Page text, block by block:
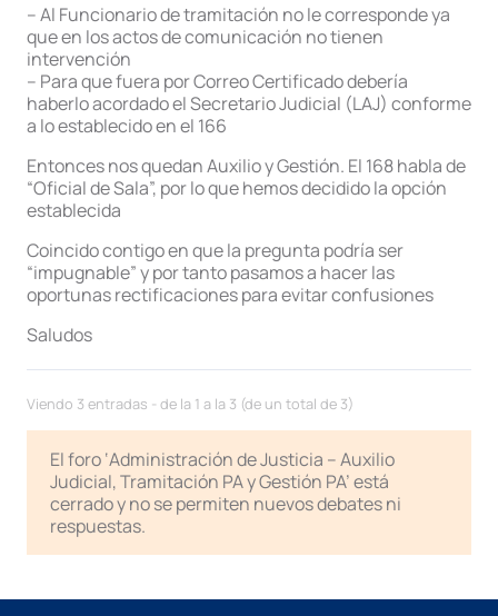
– Al Funcionario de tramitación no le corresponde ya
que en los actos de comunicación no tienen
intervención
– Para que fuera por Correo Certificado debería
haberlo acordado el Secretario Judicial (LAJ) conforme
a lo establecido en el 166
Entonces nos quedan Auxilio y Gestión. El 168 habla de
“Oficial de Sala”, por lo que hemos decidido la opción
establecida
Coincido contigo en que la pregunta podría ser
“impugnable” y por tanto pasamos a hacer las
oportunas rectificaciones para evitar confusiones
Saludos
Viendo 3 entradas - de la 1 a la 3 (de un total de 3)
El foro ‘Administración de Justicia – Auxilio
Judicial, Tramitación PA y Gestión PA’ está
cerrado y no se permiten nuevos debates ni
respuestas.